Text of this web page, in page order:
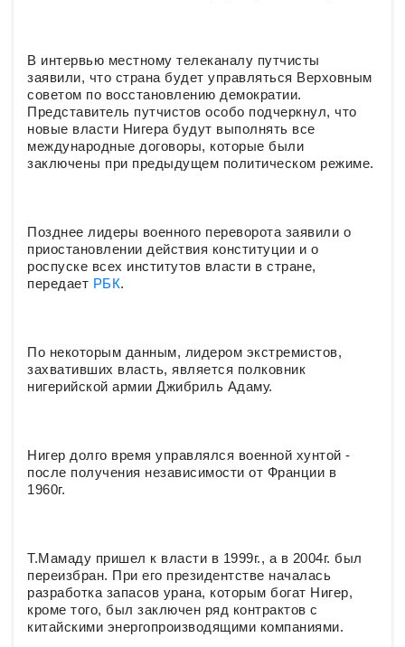
В интервью местному телеканалу путчисты
заявили, что страна будет управляться Верховным
советом по восстановлению демократии.
Представитель путчистов особо подчеркнул, что
новые власти Нигера будут выполнять все
международные договоры, которые были
заключены при предыдущем политическом режиме.
Позднее лидеры военного переворота заявили о
приостановлении действия конституции и о
роспуске всех институтов власти в стране,
передает РБК.
По некоторым данным, лидером экстремистов,
захвативших власть, является полковник
нигерийской армии Джибриль Адаму.
Нигер долго время управлялся военной хунтой -
после получения независимости от Франции в
1960г.
Т.Мамаду пришел к власти в 1999г., а в 2004г. был
переизбран. При его президентстве началась
разработка запасов урана, которым богат Нигер,
кроме того, был заключен ряд контрактов с
китайскими энергопроизводящими компаниями.